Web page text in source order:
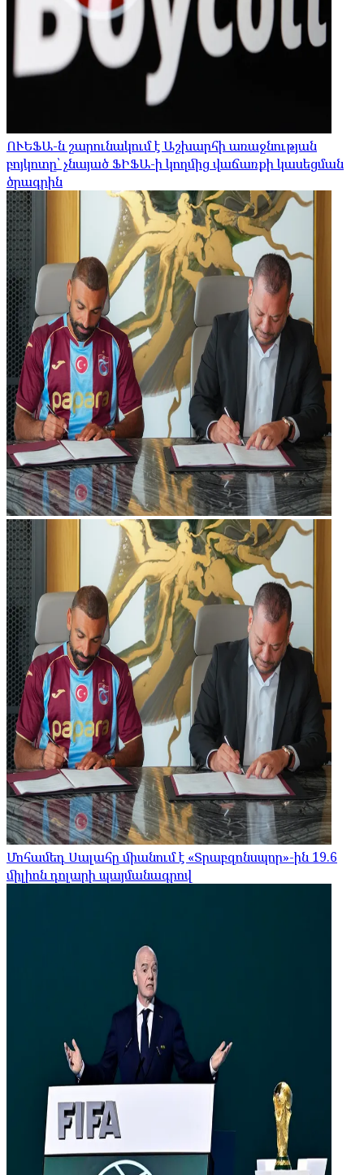
ՈՒԵՖԱ-ն շարունակում է Աշխարհի առաջնության
բոյկոտը՝ չնայած ՖԻՖԱ-ի կողմից վաճառքի կասեցման
ծրագրին
Մոհամեդ Սալահը միանում է «Տրաբզոնսպոր»-ին 19.6
միլիոն դոլարի պայմանագրով